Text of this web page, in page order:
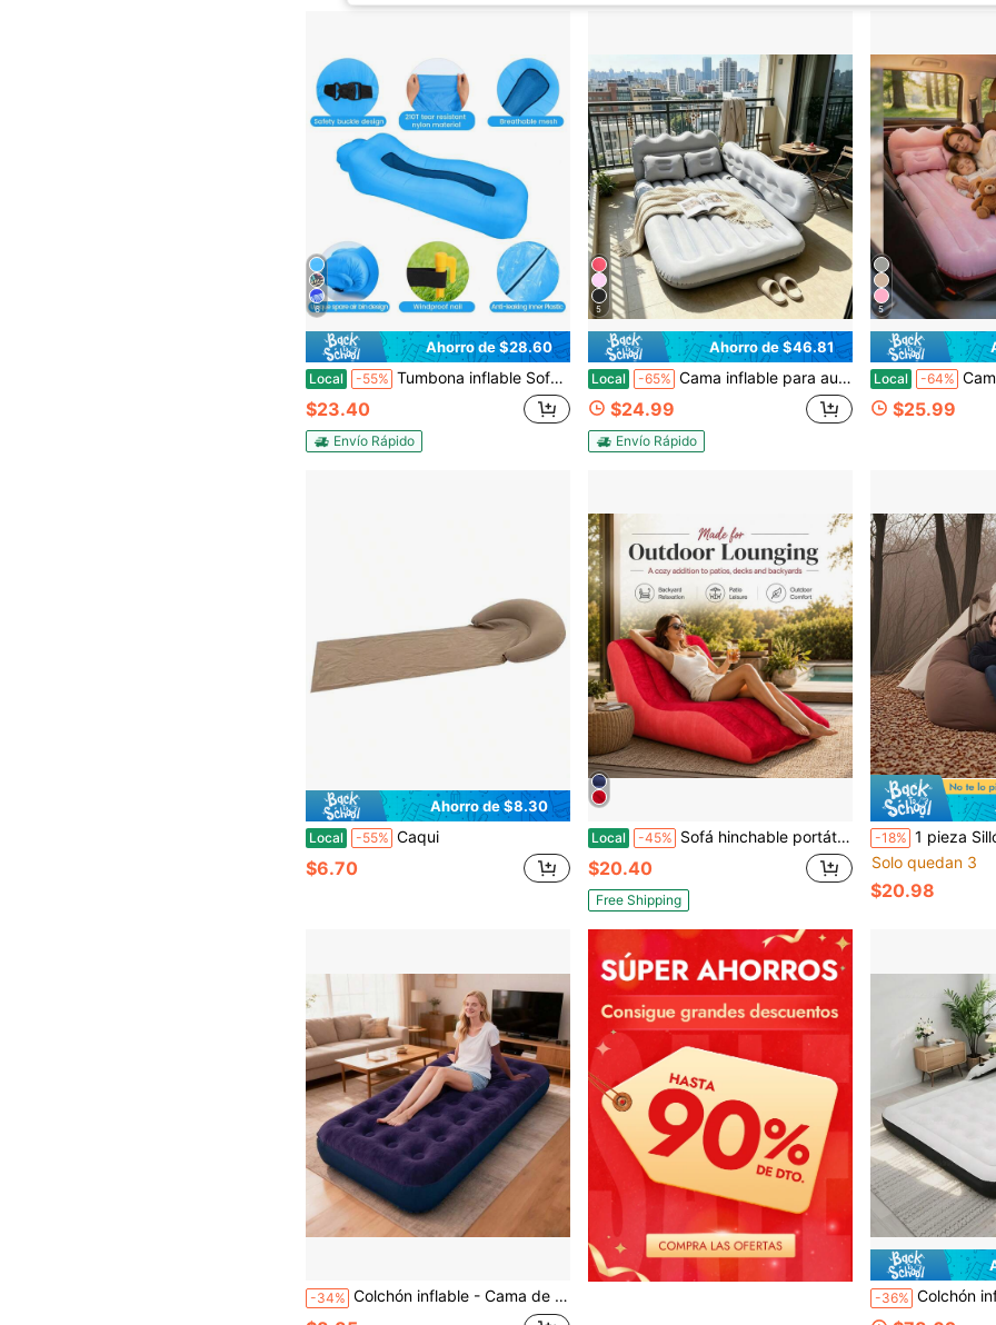
6
Ahorro de $28.60
Local -55% Tumbona inflable Sofá de aire Cama perezosa Viaje Camping Silla de playa inflable y bolsa Tumbona inflable Sofá cama de playa Silla Tumbona inflable Tumbona inflable Silla de exterior Sofá cama con bolsa de viaje
$23.40
Envío Rápido
5
Ahorro de $46.81
Local -65% Cama inflable para automóvil cómoda y de alto valor, accesorio para automóvil con flocado suave y agradable para la piel y diseño plegable, adecuada para acampar, viajes a la playa, picnics al aire libre, viajes por carretera, como cama inflable para piscina y cama inflable para fiestas.
$24.99
Envío Rápido
5
Local -64% Cama inflable portátil de
$25.99
Ahorro de $8.30
Local -55% Caqui
$6.70
Local -45% Sofá hinchable portátil de 48 paneles de cuero PVC para el hogar, sillón reclinable con respaldo y bomba de aire, asiento de sofá hinchable adecuado para dormitorio, residencia estudiantil, sala de estar, lectura, juegos y ocio.
$20.40
Free Shipping
-18% 1 pieza Sillón puf para exteriores, sofá perezoso de piso, retiene la forma para adaptarse al Body, suave y cómodo como una nube, tela duradera y fácil de limpiar, sofá
Solo quedan 3
$20.98
-34% Colchón inflable - Cama de aire de PVC duradero para camping, plegable y portátil, cama inflable individual para camping, adecuada para uso en interiores y exteriores, jardín, camping, senderismo y actividades al aire libre -36% Colchón inflable portátil y plegable con respaldo y almohadas dobles. Cama inflable de doble uso